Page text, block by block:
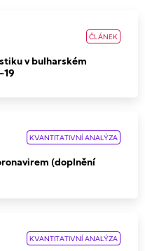
ČLÁNEK
v bulharském
19
KVANTITATIVNÍ ANALÝZA
(doplnění
KVANTITATIVNÍ ANALÝZA